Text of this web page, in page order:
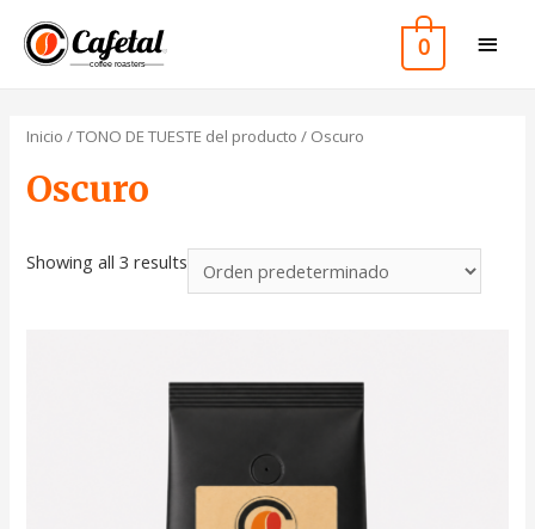
0
Inicio / TONO DE TUESTE del producto / Oscuro
Oscuro
Showing all 3 results